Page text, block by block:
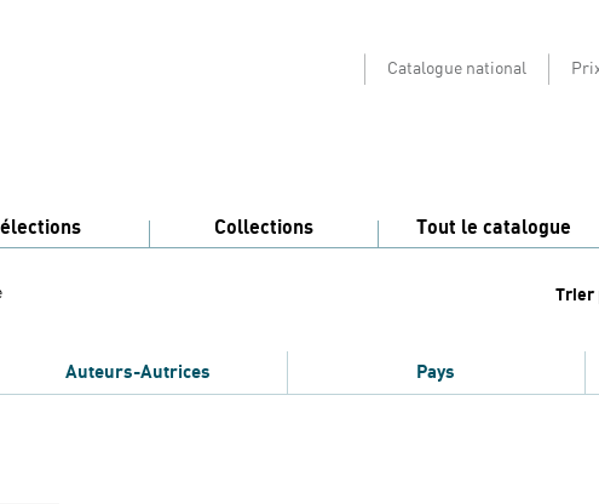
Catalogue national
Collections Tout le catalogue
Trier
Auteurs-Autrices Pays